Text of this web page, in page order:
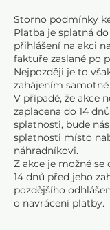
Storno podmínky
Platba je splatná
přihlášení na akci
faktuře zaslané po
Nejpozději je to
zahájením samotné
V případě, že akce
zaplacena do 14
splatnosti, bude
splatnosti místo
náhradníkovi.
Z akce je možné
14 dnů před jeho
pozdějšího